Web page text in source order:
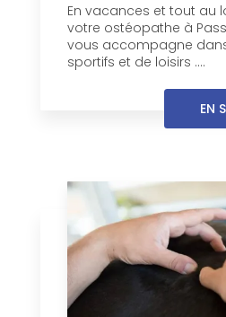
En vacances et tout au
votre ostéopathe à
vous accompagne
sportifs et de loisirs ....
EN